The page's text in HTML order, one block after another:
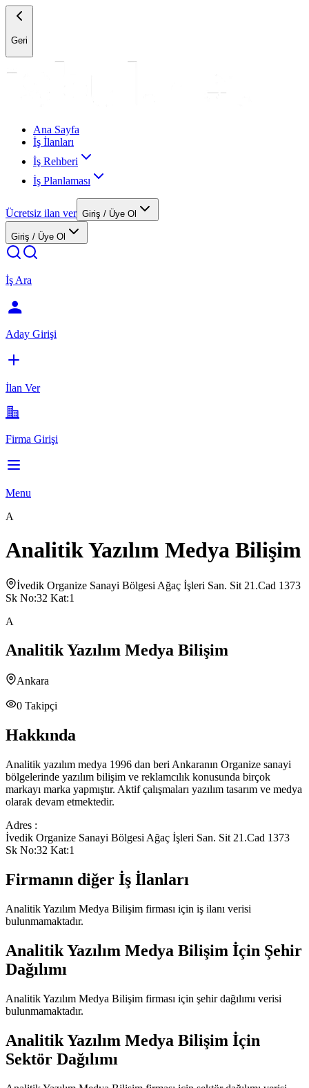
Geri
Ana Sayfa
İş İlanları
İş Rehberi
İş Planlaması
Ücretsiz ilan ver Giriş / Üye Ol
Giriş / Üye Ol
İş Ara
Aday Girişi
İlan Ver
Firma Girişi
Menu
A
Analitik Yazılım Medya Bilişim
İvedik Organize Sanayi Bölgesi Ağaç İşleri San. Sit 21.Cad 1373
Sk No:32 Kat:1
A
Analitik Yazılım Medya Bilişim
Ankara
0 Takipçi
Hakkında
Analitik yazılım medya 1996 dan beri Ankaranın Organize sanayi
bölgelerinde yazılım bilişim ve reklamcılık konusunda birçok
markayı marka yapmıştır. Aktif çalışmaları yazılım tasarım ve medya
olarak devam etmektedir.
Adres :
İvedik Organize Sanayi Bölgesi Ağaç İşleri San. Sit 21.Cad 1373
Sk No:32 Kat:1
Firmanın diğer İş İlanları
Analitik Yazılım Medya Bilişim firması için iş ilanı verisi
bulunmamaktadır.
Analitik Yazılım Medya Bilişim İçin Şehir
Dağılımı
Analitik Yazılım Medya Bilişim firması için şehir dağılımı verisi
bulunmamaktadır.
Analitik Yazılım Medya Bilişim İçin
Sektör Dağılımı